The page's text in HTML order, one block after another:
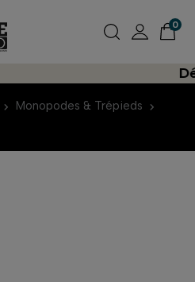
0
Monopodes & Trépieds